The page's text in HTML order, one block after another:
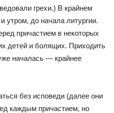
грехи.) В крайнем
утром, до начала литургии.
причастием в некоторых
детей и болящих. Приходить
началась — крайнее
без исповеди (далее они
каждым причастием, но